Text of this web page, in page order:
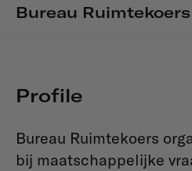
Bureau Ruimtekoers
Profile
Bureau Ruimtekoers
bij maatschappelijke